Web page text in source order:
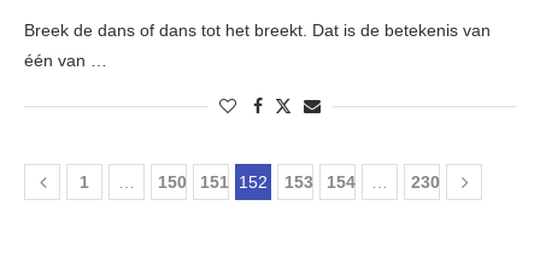
Breek de dans of dans tot het breekt. Dat is de betekenis van
één van …
1 … 150 151 152 153 154 … 230